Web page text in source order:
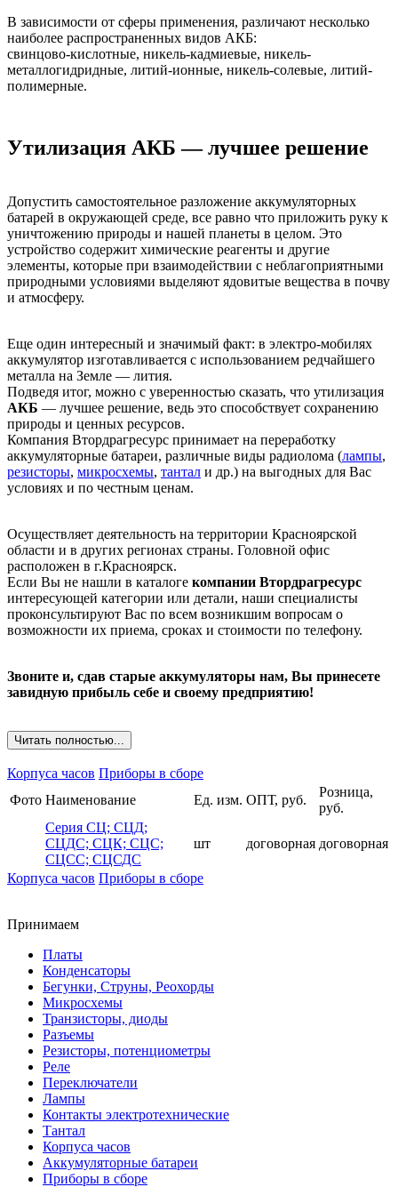
В зависимости от сферы применения, различают несколько
наиболее распространенных видов АКБ:
свинцово-кислотные, никель-кадмиевые, никель-
металлогидридные, литий-ионные, никель-солевые, литий-
полимерные.
Утилизация АКБ — лучшее решение
Допустить самостоятельное разложение аккумуляторных
батарей в окружающей среде, все равно что приложить руку к
уничтожению природы и нашей планеты в целом. Это
устройство содержит химические реагенты и другие
элементы, которые при взаимодействии с неблагоприятными
природными условиями выделяют ядовитые вещества в почву
и атмосферу.
Еще один интересный и значимый факт: в электро-мобилях
аккумулятор изготавливается с использованием редчайшего
металла на Земле — лития.
Подведя итог, можно с уверенностью сказать, что утилизация
АКБ — лучшее решение, ведь это способствует сохранению
природы и ценных ресурсов.
Компания Втордрагресурс принимает на переработку
аккумуляторные батареи, различные виды радиолома (лампы,
резисторы, микросхемы, тантал и др.) на выгодных для Вас
условиях и по честным ценам.
Осуществляет деятельность на территории Красноярской
области и в других регионах страны. Головной офис
расположен в г.Красноярск.
Если Вы не нашли в каталоге компании Втордрагресурс
интересующей категории или детали, наши специалисты
проконсультируют Вас по всем возникшим вопросам о
возможности их приема, сроках и стоимости по телефону.
Звоните и, сдав старые аккумуляторы нам, Вы принесете
завидную прибыль себе и своему предприятию!
Читать полностью...
Корпуса часов Приборы в сборе
Фото Наименование Ед. изм. ОПТ, руб.
Розница,
руб.
Серия СЦ; СЦД;
СЦДС; СЦК; СЦС;
СЦСС; СЦСДС
шт договорная договорная
Корпуса часов Приборы в сборе
Принимаем
Платы
Конденсаторы
Бегунки, Струны, Реохорды
Микросхемы
Транзисторы, диоды
Разъемы
Резисторы, потенциометры
Реле
Переключатели
Лампы
Контакты электротехнические
Тантал
Корпуса часов
Аккумуляторные батареи
Приборы в сборе